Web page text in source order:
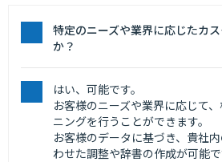
特定のニーズや業界に応じたカ
か？
はい、可能です。
お客様のニーズや業界に応じて
ニングを行うことができます。
お客様のデータに基づき、貴社
わせた調整や辞書の作成が可能で